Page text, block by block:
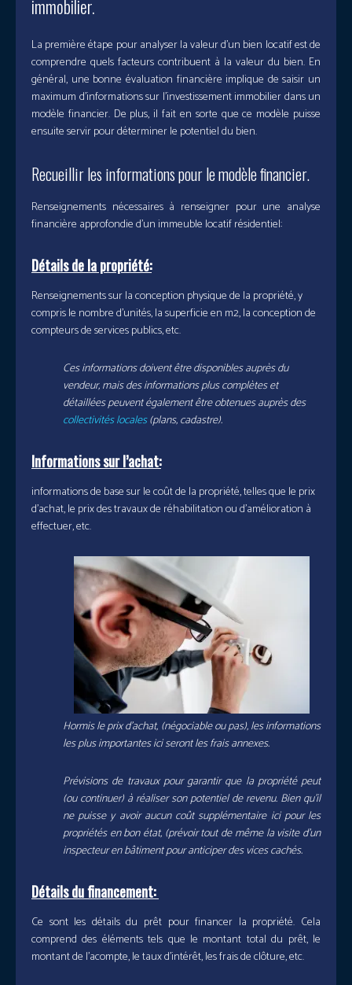
immobilier.
La première étape pour analyser la valeur d’un bien locatif est de
comprendre quels facteurs contribuent à la valeur du bien. En
général, une bonne évaluation financière implique de saisir un
maximum d’informations sur l’investissement immobilier dans un
modèle financier. De plus, il fait en sorte que ce modèle puisse
ensuite servir pour déterminer le potentiel du bien.
Recueillir les informations pour le modèle financier.
Renseignements nécessaires à renseigner pour une analyse
financière approfondie d’un immeuble locatif résidentiel:
Détails de la propriété:
Renseignements sur la conception physique de la propriété, y
compris le nombre d’unités, la superficie en m2, la conception de
compteurs de services publics, etc.
Ces informations doivent être disponibles auprès du
vendeur, mais des informations plus complètes et
détaillées peuvent également être obtenues auprès des
collectivités locales(plans, cadastre).
Informations sur l’achat:
informations de base sur le coût de la propriété, telles que le prix
d’achat, le prix des travaux de réhabilitation ou d’amélioration à
effectuer, etc.
Hormis le prix d’achat, (négociable ou pas), les informations
les plus importantes ici seront les frais annexes.
Prévisions de travaux pour garantir que la propriété peut
(ou continuer) à réaliser son potentiel de revenu. Bien qu’il
ne puisse y avoir aucun coût supplémentaire ici pour les
propriétés en bon état, (prévoir tout de même la visite d’un
inspecteur en bâtiment pour anticiper des vices cachés.
Détails du financement:
Ce sont les détails du prêt pour financer la propriété. Cela
comprend des éléments tels que le montant total du prêt, le
montant de l’acompte, le taux d’intérêt, les frais de clôture, etc.